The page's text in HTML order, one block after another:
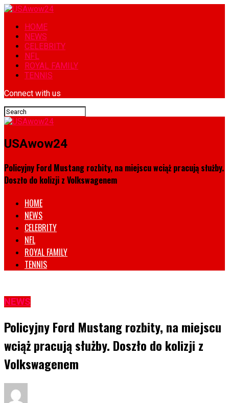
HOME
NEWS
CELEBRITY
NFL
ROYAL FAMILY
TENNIS
Connect with us
USAwow24
Policyjny Ford Mustang rozbity, na miejscu wciąż pracują służby.
Doszło do kolizji z Volkswagenem
HOME
NEWS
CELEBRITY
NFL
ROYAL FAMILY
TENNIS
NEWS
Policyjny Ford Mustang rozbity, na miejscu
wciąż pracują służby. Doszło do kolizji z
Volkswagenem